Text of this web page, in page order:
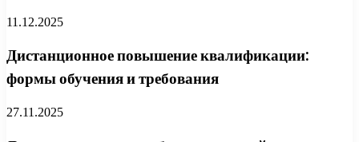
11.12.2025
Дистанционное повышение квалификации:
формы обучения и требования
27.11.2025